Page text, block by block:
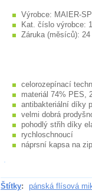
Výrobce: MAIER-
Kat. číslo výrobce:
Záruka (měsíců): 24
celorozepínací
materiál 74% PES,
antibakteriální díky
velmi dobrá
pohodlý střih díky
rychloschnoucí
náprsní kapsa na zip
Štítky: pánská flísová